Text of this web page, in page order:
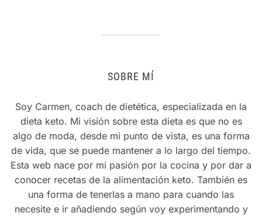
SOBRE MÍ
Soy Carmen, coach de dietética, especializada en la
dieta keto. Mi visión sobre esta dieta es que no es
algo de moda, desde mi punto de vista, es una forma
de vida, que se puede mantener a lo largo del tiempo.
Esta web nace por mi pasión por la cocina y por dar a
conocer recetas de la alimentación keto. También es
una forma de tenerlas a mano para cuando las
necesite e ir añadiendo según voy experimentando y